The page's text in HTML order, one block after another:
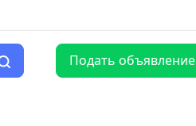
Подать объявление